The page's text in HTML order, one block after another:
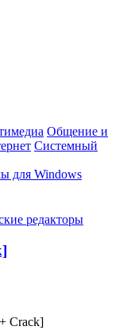
Общение и
Системный
для Windows
редакторы